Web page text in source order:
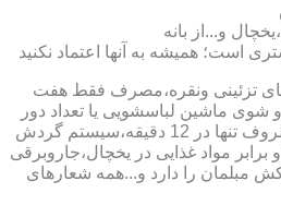
و...از بانه
است؛ همیشه به آنها اعتماد نکنید
تزئینی ونقره،مصرف فقط هفت
ماشین لباسشویی یا تعداد دور
دیگ درونی،شست و شوی ظروف تنها در 12 دقیقه،سیستم گردش
برابر مواد غذایی در یخچال،جاروبرقی
مبلمان را دارد و...همه شعارهای